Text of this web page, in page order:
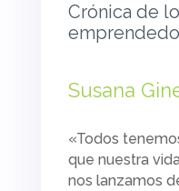
Crónica de
Susana
«Todos
que nuestra
nos lanzamos